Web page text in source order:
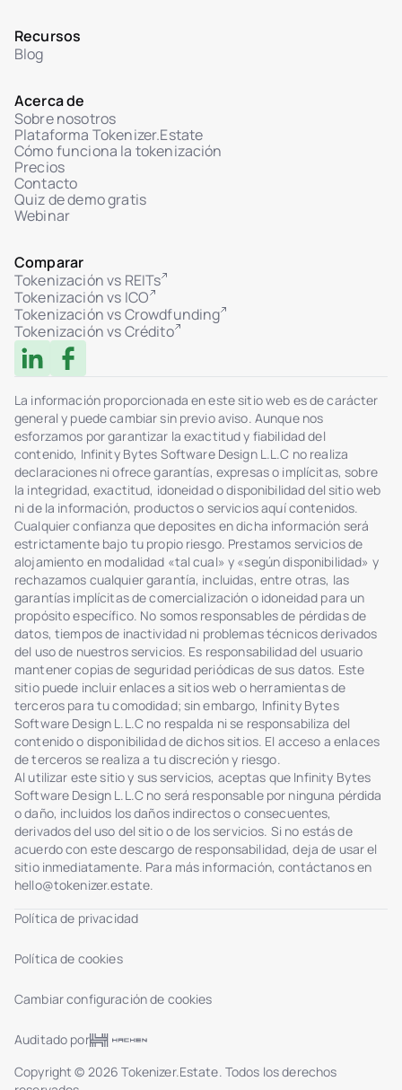
Recursos
Blog
Acerca de
Sobre nosotros
Plataforma Tokenizer.Estate
Cómo funciona la tokenización
Precios
Contacto
Quiz de demo gratis
Webinar
Comparar
Tokenización vs REITs
Tokenización vs ICO
Tokenización vs Crowdfunding
Tokenización vs Crédito
La información proporcionada en este sitio web es de carácter
general y puede cambiar sin previo aviso. Aunque nos
esforzamos por garantizar la exactitud y fiabilidad del
contenido, Infinity Bytes Software Design L.L.C no realiza
declaraciones ni ofrece garantías, expresas o implícitas, sobre
la integridad, exactitud, idoneidad o disponibilidad del sitio web
ni de la información, productos o servicios aquí contenidos.
Cualquier confianza que deposites en dicha información será
estrictamente bajo tu propio riesgo. Prestamos servicios de
alojamiento en modalidad «tal cual» y «según disponibilidad» y
rechazamos cualquier garantía, incluidas, entre otras, las
garantías implícitas de comercialización o idoneidad para un
propósito específico. No somos responsables de pérdidas de
datos, tiempos de inactividad ni problemas técnicos derivados
del uso de nuestros servicios. Es responsabilidad del usuario
mantener copias de seguridad periódicas de sus datos. Este
sitio puede incluir enlaces a sitios web o herramientas de
terceros para tu comodidad; sin embargo, Infinity Bytes
Software Design L.L.C no respalda ni se responsabiliza del
contenido o disponibilidad de dichos sitios. El acceso a enlaces
de terceros se realiza a tu discreción y riesgo.
Al utilizar este sitio y sus servicios, aceptas que Infinity Bytes
Software Design L.L.C no será responsable por ninguna pérdida
o daño, incluidos los daños indirectos o consecuentes,
derivados del uso del sitio o de los servicios. Si no estás de
acuerdo con este descargo de responsabilidad, deja de usar el
sitio inmediatamente. Para más información, contáctanos en
hello@tokenizer.estate.
Política de privacidad
Política de cookies
Cambiar configuración de cookies
Auditado por
Copyright © 2026 Tokenizer.Estate. Todos los derechos